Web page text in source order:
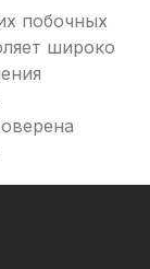
побочных
широко